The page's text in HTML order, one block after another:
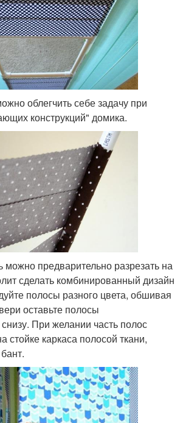
облегчить себе задачу при
конструкций" домика.
можно предварительно разрезать на
сделать комбинированный дизайн
полосы разного цвета, обшивая
оставьте полосы
При желании часть полос
стойке каркаса полосой ткани,